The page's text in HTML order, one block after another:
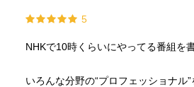
5
NHKで10時くらいにやってる番組を
いろんな分野の“プロフェッショナル”